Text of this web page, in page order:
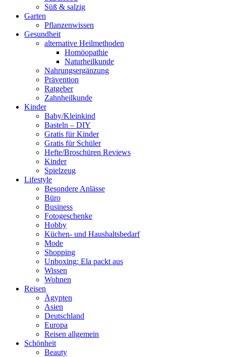
Süß & salzig
Garten
Pflanzenwissen
Gesundheit
alternative Heilmethoden
Homöopathie
Naturheilkunde
Nahrungsergänzung
Prävention
Ratgeber
Zahnheilkunde
Kinder
Baby/Kleinkind
Basteln – DIY
Gratis für Kinder
Gratis für Schüler
Hefte/Broschüren Reviews
Kinder
Spielzeug
Lifestyle
Besondere Anlässe
Büro
Business
Fotogeschenke
Hobby
Küchen- und Haushaltsbedarf
Mode
Shopping
Unboxing: Ela packt aus
Wissen
Wohnen
Reisen
Ägypten
Asien
Deutschland
Europa
Reisen allgemein
Schönheit
Beauty